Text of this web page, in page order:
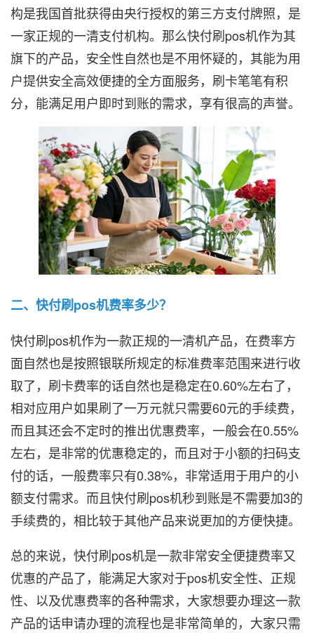
构是我国首批获得由央行授权的第三方支付牌照，是
一家正规的一清支付机构。那么快付刷pos机作为其
旗下的产品，安全性自然也是不用怀疑的，其能为用
户提供安全高效便捷的全方面服务，刷卡笔笔有积
分，能满足用户即时到账的需求，享有很高的声誉。
二、快付刷pos机费率多少？
快付刷pos机作为一款正规的一清机产品，在费率方
面自然也是按照银联所规定的标准费率范围来进行收
取了，刷卡费率的话自然也是稳定在0.60%左右了，
相对应用户如果刷了一万元就只需要60元的手续费，
而且其还会不定时的推出优惠费率，一般会在0.55%
左右，是非常的优惠稳定的，而且对于小额的扫码支
付的话，一般费率只有0.38%，非常适用于用户的小
额支付需求。而且快付刷pos机秒到账是不需要加3的
手续费的，相比较于其他产品来说更加的方便快捷。
总的来说，快付刷pos机是一款非常安全便捷费率又
优惠的产品了，能满足大家对于pos机安全性、正规
性、以及优惠费率的各种需求，大家想要办理这一款
产品的话申请办理的流程也是非常简单的，大家只需